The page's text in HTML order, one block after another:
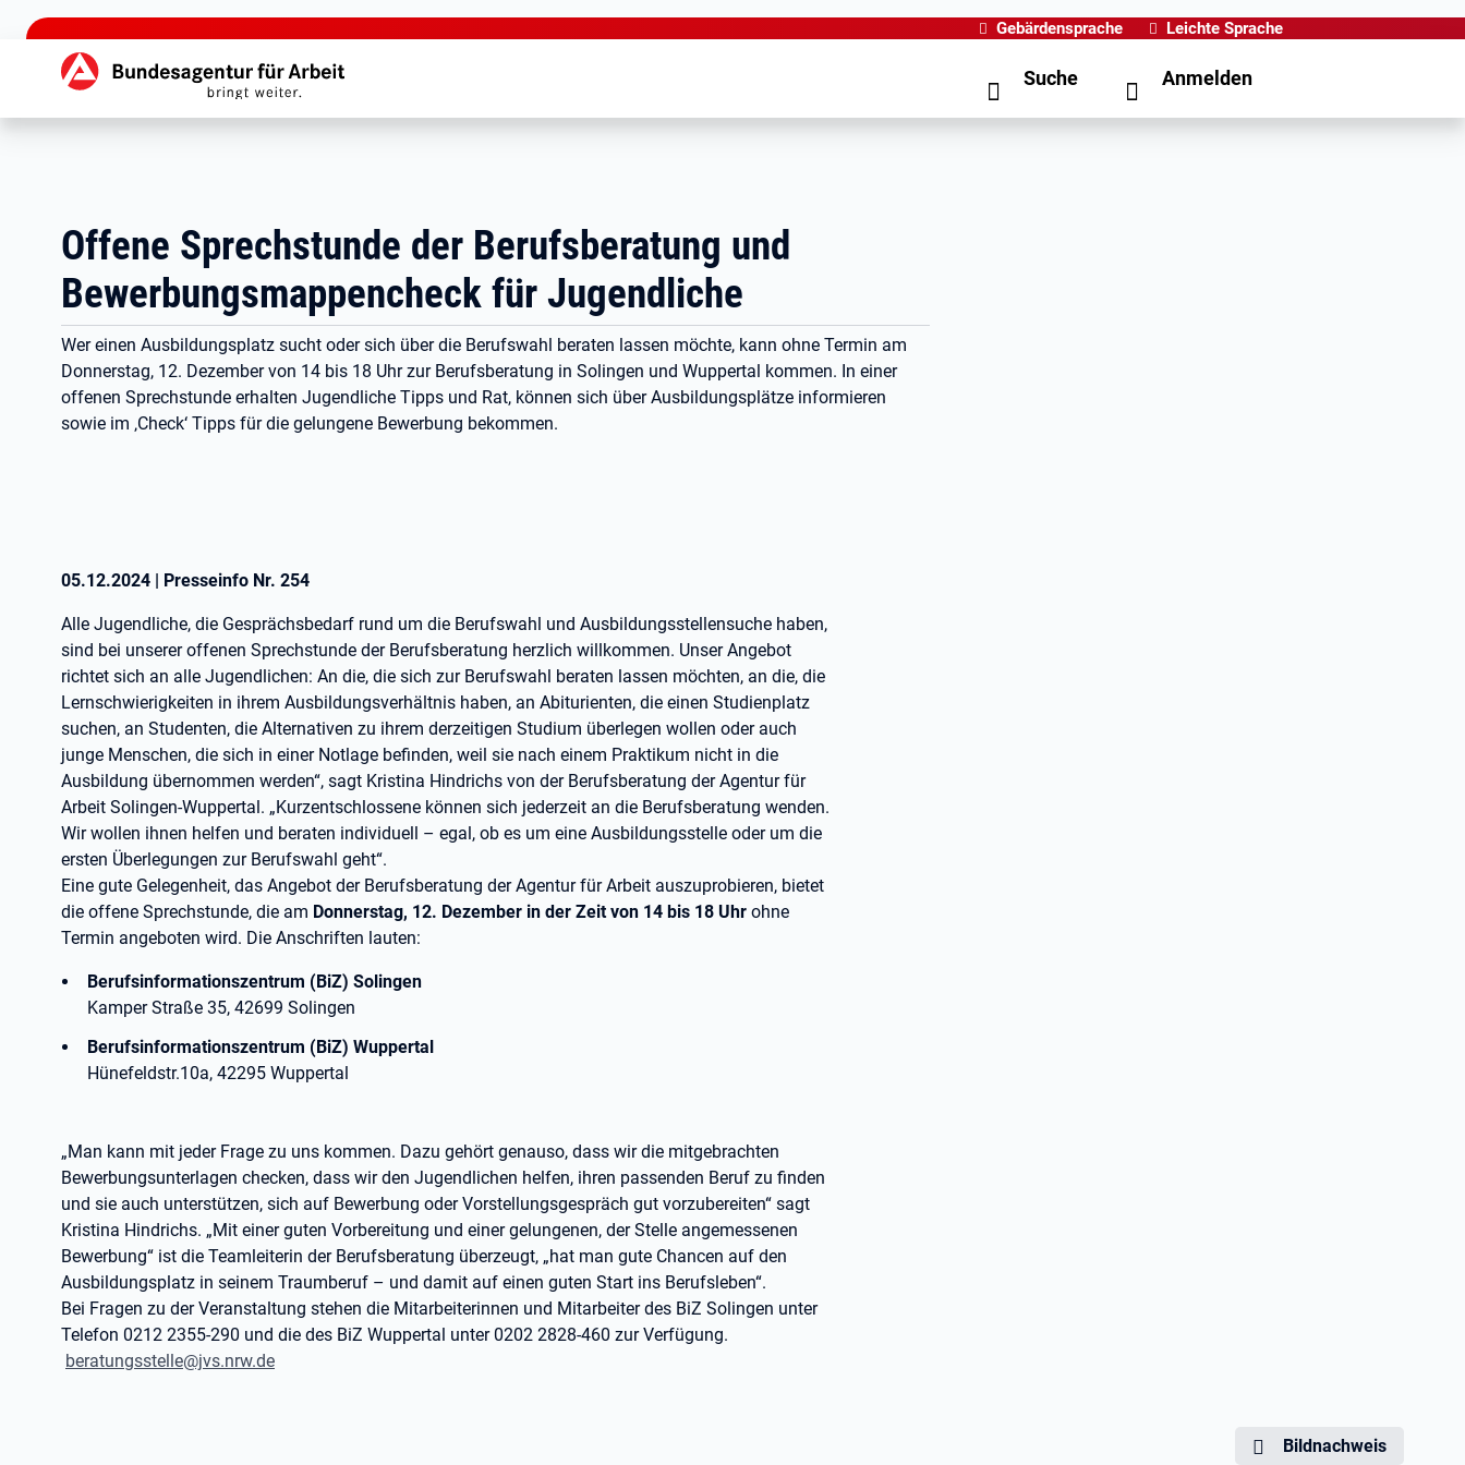
zu den Hauptinhalten springen
Gebärdensprache Leichte Sprache
Hauptnavigation Suche Anmelden
Offene Sprechstunde der Berufsberatung und
Bewerbungsmappencheck für Jugendliche
Wer einen Ausbildungsplatz sucht oder sich über die Berufswahl beraten lassen möchte, kann ohne Termin am
Donnerstag, 12. Dezember von 14 bis 18 Uhr zur Berufsberatung in Solingen und Wuppertal kommen. In einer
offenen Sprechstunde erhalten Jugendliche Tipps und Rat, können sich über Ausbildungsplätze informieren
sowie im ‚Check‘ Tipps für die gelungene Bewerbung bekommen.
05.12.2024 | Presseinfo Nr. 254
Alle Jugendliche, die Gesprächsbedarf rund um die Berufswahl und Ausbildungsstellensuche haben,
sind bei unserer offenen Sprechstunde der Berufsberatung herzlich willkommen. Unser Angebot
richtet sich an alle Jugendlichen: An die, die sich zur Berufswahl beraten lassen möchten, an die, die
Lernschwierigkeiten in ihrem Ausbildungsverhältnis haben, an Abiturienten, die einen Studienplatz
suchen, an Studenten, die Alternativen zu ihrem derzeitigen Studium überlegen wollen oder auch
junge Menschen, die sich in einer Notlage befinden, weil sie nach einem Praktikum nicht in die
Ausbildung übernommen werden“, sagt Kristina Hindrichs von der Berufsberatung der Agentur für
Arbeit Solingen-Wuppertal. „Kurzentschlossene können sich jederzeit an die Berufsberatung wenden.
Wir wollen ihnen helfen und beraten individuell – egal, ob es um eine Ausbildungsstelle oder um die
ersten Überlegungen zur Berufswahl geht“.
Eine gute Gelegenheit, das Angebot der Berufsberatung der Agentur für Arbeit auszuprobieren, bietet
die offene Sprechstunde, die am Donnerstag, 12. Dezember in der Zeit von 14 bis 18 Uhr ohne
Termin angeboten wird. Die Anschriften lauten:
Berufsinformationszentrum (BiZ) Solingen
Kamper Straße 35, 42699 Solingen
Berufsinformationszentrum (BiZ) Wuppertal
Hünefeldstr.10a, 42295 Wuppertal
„Man kann mit jeder Frage zu uns kommen. Dazu gehört genauso, dass wir die mitgebrachten
Bewerbungsunterlagen checken, dass wir den Jugendlichen helfen, ihren passenden Beruf zu finden
und sie auch unterstützen, sich auf Bewerbung oder Vorstellungsgespräch gut vorzubereiten“ sagt
Kristina Hindrichs. „Mit einer guten Vorbereitung und einer gelungenen, der Stelle angemessenen
Bewerbung“ ist die Teamleiterin der Berufsberatung überzeugt, „hat man gute Chancen auf den
Ausbildungsplatz in seinem Traumberuf – und damit auf einen guten Start ins Berufsleben“.
Bei Fragen zu der Veranstaltung stehen die Mitarbeiterinnen und Mitarbeiter des BiZ Solingen unter
Telefon 0212 2355-290 und die des BiZ Wuppertal unter 0202 2828-460 zur Verfügung.
beratungsstelle@jvs.nrw.de
Bildnachweis